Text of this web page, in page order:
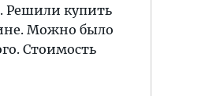
Решили купить
Можно было
Стоимость